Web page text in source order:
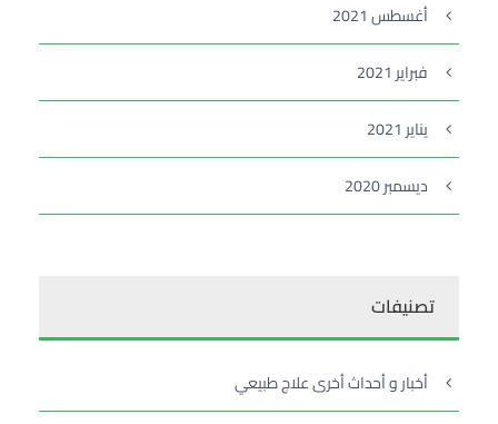
أغسطس 2021
فبراير 2021
يناير 2021
ديسمبر 2020
تصنيفات
أخبار و أحداث أخرى علاج طبيعي